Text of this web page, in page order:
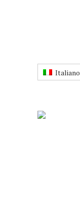
Italiano